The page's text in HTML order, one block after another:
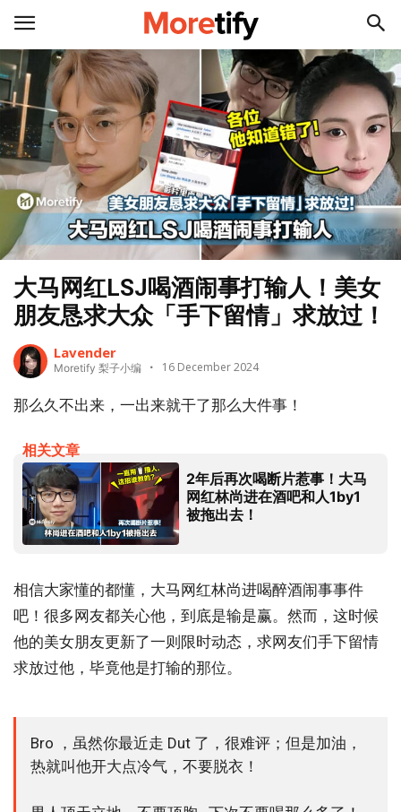
大马网红LSJ喝酒闹事打输人！美女
朋友恳求大众「手下留情」求放过！
Lavender
Moretify 梨子小编 16 December 2024
那么久不出来，一出来就干了那么大件事！
相关文章
2年后再次喝断片惹事！大马
网红林尚进在酒吧和人1by1
被拖出去！
相信大家懂的都懂，大马网红林尚进喝醉酒闹事事件
吧！很多网友都关心他，到底是输是赢。然而，这时候
他的美女朋友更新了一则限时动态，求网友们手下留情
求放过他，毕竟他是打输的那位。
Bro ，虽然你最近走 Dut 了，很难评；但是加油，
热就叫他开大点冷气，不要脱衣！